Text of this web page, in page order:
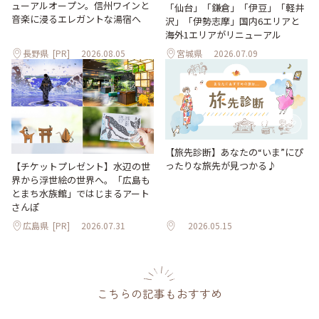
ューアルオープン。信州ワインと
音楽に浸るエレガントな湯宿へ
長野県 [PR] 2026.08.05
「仙台」「鎌倉」「伊豆」「軽井
沢」「伊勢志摩」国内6エリアと
海外1エリアがリニューアル
宮城県 2026.07.09
【チケットプレゼント】水辺の世
界から浮世絵の世界へ。「広島も
とまち水族館」ではじまるアート
さんぽ
広島県 [PR] 2026.07.31
【旅先診断】あなたの“いま”にぴ
ったりな旅先が見つかる♪
2026.05.15
こちらの記事もおすすめ